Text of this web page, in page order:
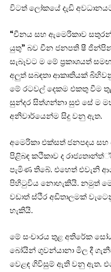
විටත් ලෝකයේ දැඩි
“චීනය සහ ඇමෙරිකාව
යුතු” බව චීන ජනපති ෂී
සැබෑවට ම මේ ප්‍රකාශයත්
අලුත් සබඳතා ආකෘතියක්
මේ රටවල් දෙකම එකතු වීම
සුන්දර සිත්ගන්නා සුළු සේ ම
අනිවාර්යෙන්ම සිදු වනු ඇත.
අමෙරිකා එක්සත් ජනපදය
පිළිබඳ කථිකාව ද
පැමිණ තිබේ. එහෙත් එවැනි
පිහිටුවිය නොහැකියි. නමුත්
වඩාත් ස්ථිර අඩිතාලමක්
හැකියි.
මේ සංචාරය තුළ අතිරේක
බෝයින් ගුවන්යානා මිල දී
වෙළඳ ගිවිසුම් ඇති වනු ඇත.